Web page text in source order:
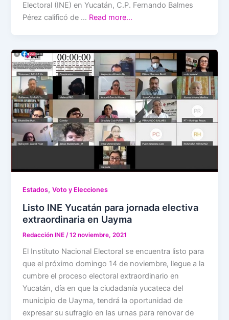
Electoral (INE) en Yucatán, C.P. Fernando Balmes
Pérez calificó de … Read more…
Estados,Voto y Elecciones
Listo INE Yucatán para jornada electiva
extraordinaria en Uayma
Redacción INE /12 noviembre, 2021
El Instituto Nacional Electoral se encuentra listo para
que el próximo domingo 14 de noviembre, llegue a la
cumbre el proceso electoral extraordinario en
Yucatán, día en que la ciudadanía yucateca del
municipio de Uayma, tendrá la oportunidad de
expresar su sufragio en las urnas para renovar de